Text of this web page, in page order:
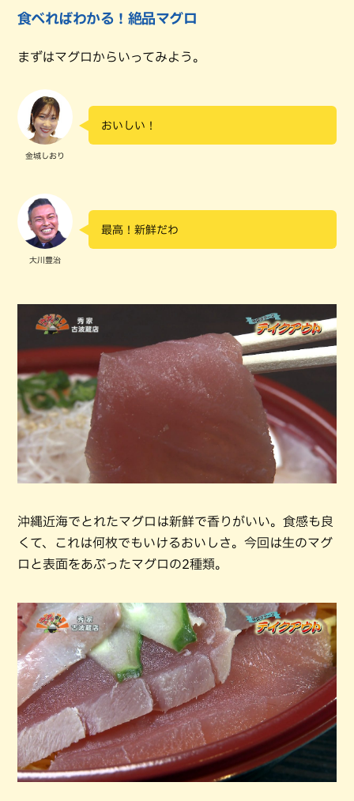
食べればわかる！絶品マグロ
まずはマグロからいってみよう。
金城しおり
おいしい！
大川豊治
最高！新鮮だわ
沖縄近海でとれたマグロは新鮮で香りがいい。食感も良
くて、これは何枚でもいけるおいしさ。今回は生のマグ
ロと表面をあぶったマグロの2種類。